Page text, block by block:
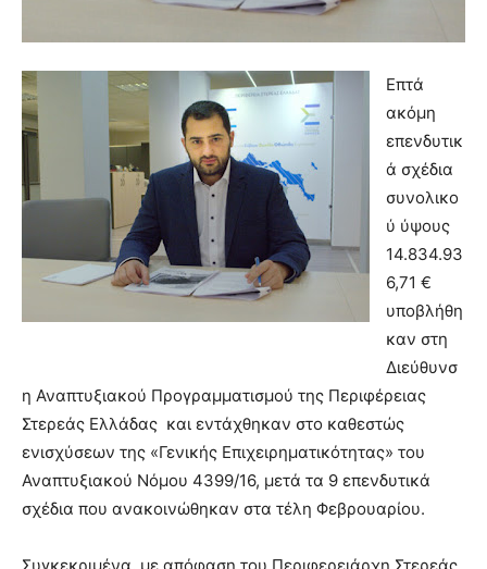
Επτά
ακόμη
επενδυτικ
ά σχέδια
συνολικο
ύ ύψους
14.834.93
6,71 €
υποβλήθη
καν στη
Διεύθυνσ
η Αναπτυξιακού Προγραμματισμού της Περιφέρειας
Στερεάς Ελλάδας και εντάχθηκαν στο καθεστώς
ενισχύσεων της «Γενικής Επιχειρηματικότητας» του
Αναπτυξιακού Νόμου 4399/16, μετά τα 9 επενδυτικά
σχέδια που ανακοινώθηκαν στα τέλη Φεβρουαρίου.